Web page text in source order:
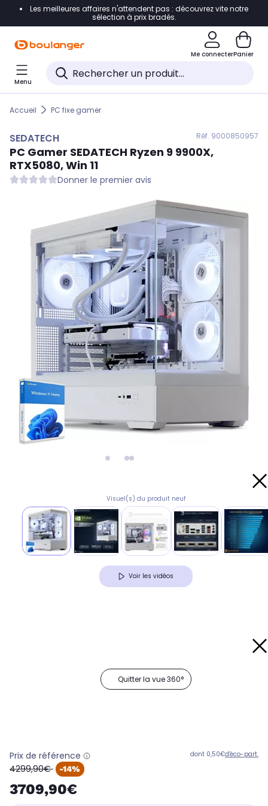
Accéder directement à la navigation
Accéder directement au pied de page
Accéder directement au chatbot
Les meilleures affaires n'attendent pas : découvrez vite notre
sélection à prix bradés.
Me connecterPanier
Menu
Accueil PC fixe gamer
SEDATECH Réf. 9000850957
PC Gamer SEDATECH Ryzen 9 9900X,
RTX5080, Win 11
Donner le premier avis
Visuel(s) du produit neuf
Voir les vidéos
Quitter la vue 360°
Prix de référence
oldPrice
4299,90€ -14%
3709,90€
dont 0,50€d'éco-part.